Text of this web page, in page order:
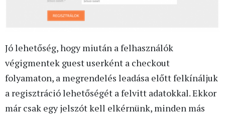
Jó lehetőség, hogy miután a felhasználók
végigmentek guest userként a checkout
folyamaton, a megrendelés leadása előtt felkínáljuk
a regisztráció lehetőségét a felvitt adatokkal. Ekkor
már csak egy jelszót kell elkérnünk, minden más